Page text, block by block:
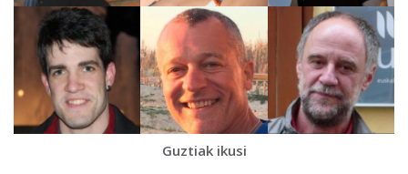
Guztiak ikusi